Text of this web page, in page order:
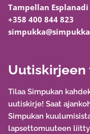
Tampellan Esplanadi
+358 400 844 823
Uutiskirjeen
Tilaa Simpukan
uutiskirje! Saat
Simpukan
lapsettomuuteen